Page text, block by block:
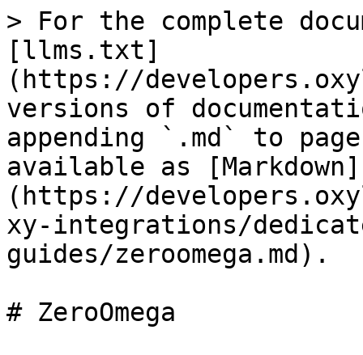
> For the complete
[llms.txt]
(https://
versions of
appending `.md` to
available as [Markdown]
(https://
xy-integrations/
guides/zeroomega.md).
# ZeroOmega